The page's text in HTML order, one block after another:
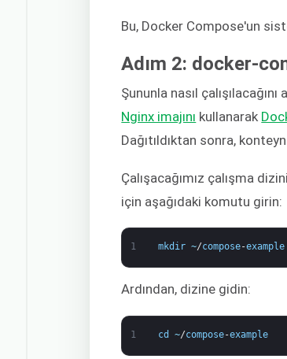
Bu, Docker Compose'un
Adım 2: docker-
Şununla nasıl
Nginx imajını kullanarak
Dağıtıldıktan sonra,
Çalışacağımız çalışma
için aşağıdaki komutu girin:
1 mkdir ~/compose-example
Ardından, dizine gidin:
1 cd ~/compose-example